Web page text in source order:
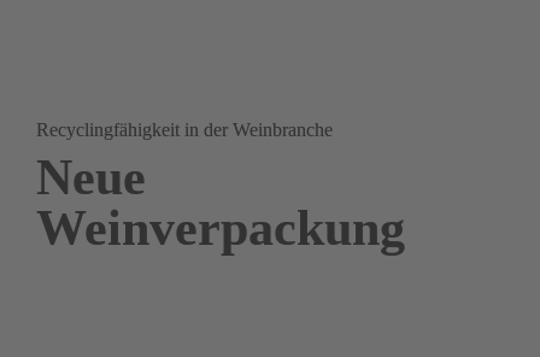
Recyclingfähigkeit in der Weinbranche
Neue
Weinverpackung